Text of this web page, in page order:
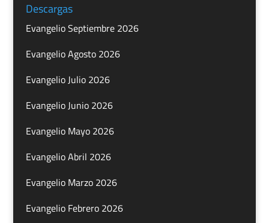
Descargas
Evangelio Septiembre 2026
Evangelio Agosto 2026
Evangelio Julio 2026
Evangelio Junio 2026
Evangelio Mayo 2026
Evangelio Abril 2026
Evangelio Marzo 2026
Evangelio Febrero 2026